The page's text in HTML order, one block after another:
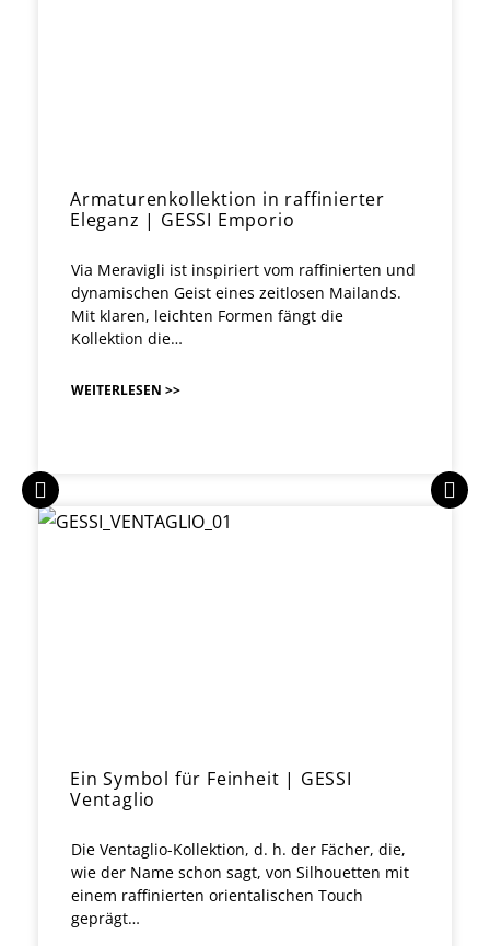
Armaturenkollektion in raffinierter
Eleganz | GESSI Emporio
Via Meravigli ist inspiriert vom raffinierten und
dynamischen Geist eines zeitlosen Mailands.
Mit klaren, leichten Formen fängt die
Kollektion die…
WEITERLESEN >>
Ein Symbol für Feinheit | GESSI
Ventaglio
Die Ventaglio-Kollektion, d. h. der Fächer, die,
wie der Name schon sagt, von Silhouetten mit
einem raffinierten orientalischen Touch
geprägt…